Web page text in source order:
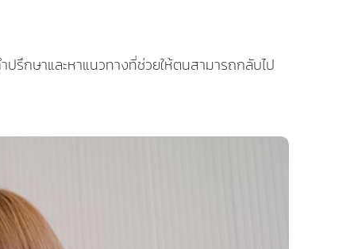
รึกษาและหาแนวทางที่ช่วยให้ตนสามารถกลับไป